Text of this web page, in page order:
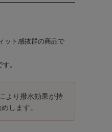
ット感抜群の商品で
。
より撥水効果が持
します。